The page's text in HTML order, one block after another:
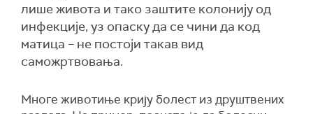
лише живота и тако заштите колонију од
инфекције, уз опаску да се чини да код
матица – не постоји такав вид
саможртвовања.
Многе животиње крију болест из друштвених